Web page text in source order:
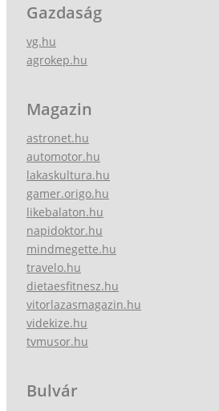
Gazdaság
vg.hu
agrokep.hu
Magazin
astronet.hu
automotor.hu
lakaskultura.hu
gamer.origo.hu
likebalaton.hu
napidoktor.hu
mindmegette.hu
travelo.hu
dietaesfitnesz.hu
vitorlazasmagazin.hu
videkize.hu
tvmusor.hu
Bulvár